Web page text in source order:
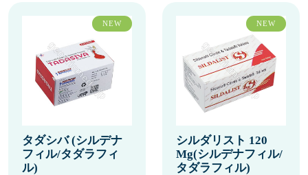
NEW
タダシバ (シルデナ
フィル/タダラフィ
ル)
NEW
シルダリスト 120
Mg(シルデナフィル/
タダラフィル)